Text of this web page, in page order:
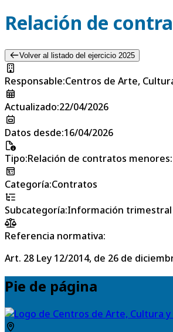
Relación de
Volver al listado del ejercicio 2025
Responsable:Centros de Arte,
Actualizado:22/04/2026
Datos desde:16/04/2026
Tipo:Relación de contratos
Categoría:Contratos
Subcategoría:Información
Referencia normativa:
Art. 28 Ley 12/2014, de 26 de
Pie de página